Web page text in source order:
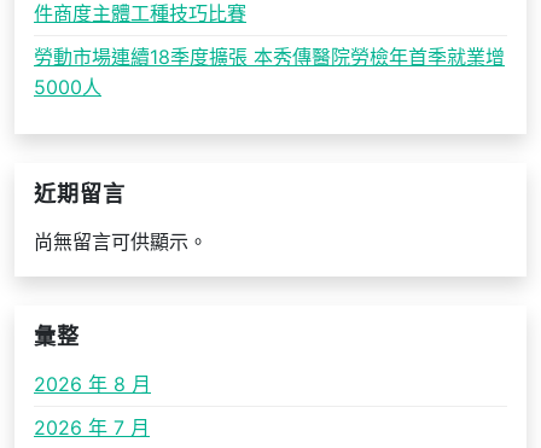
件商度主體工種技巧比賽
勞動市場連續18季度擴張 本秀傳醫院勞檢年首季就業增
5000人
近期留言
尚無留言可供顯示。
彙整
2026 年 8 月
2026 年 7 月